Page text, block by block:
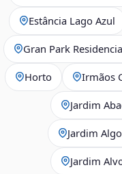
Estância Lago Azul
Gran Park
Horto Irmãos
Jardim
Jardim
Jardim